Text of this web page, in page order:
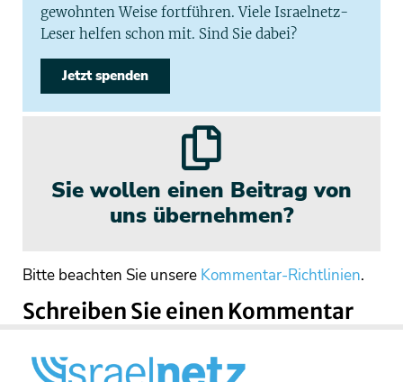
gewohnten Weise fortführen. Viele Israelnetz-
Leser helfen schon mit. Sind Sie dabei?
Jetzt spenden
Sie wollen einen Beitrag von
uns übernehmen?
Bitte beachten Sie unsere Kommentar-Richtlinien.
Schreiben Sie einen Kommentar